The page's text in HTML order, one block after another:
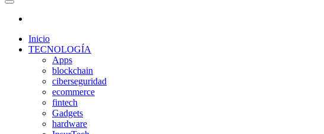
Inicio
TECNOLOGÍA
Apps
blockchain
ciberseguridad
ecommerce
fintech
Gadgets
hardware